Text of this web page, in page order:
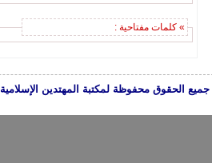
» كلمات مفتاحية :
جميع الحقوق محفوظة لمكتبة المهتدين الإسلامية 2005-2024 | الكتب تعبر عن رأي اصحابها فقط.